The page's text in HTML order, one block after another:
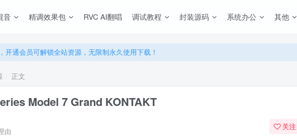
音 精调效果包 RVC AI翻唱 调试教程 封装源码 系统办公 其他
开通会员可解锁全站资源，无限制永久使用下载！
通会员可解锁全站资源，无限制永久使用下载！
正文
Model 7 Grand KONTAKT
由
关注